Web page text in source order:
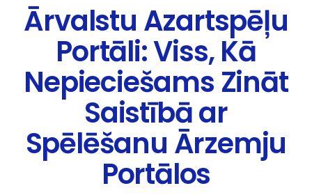
Ārvalstu Azartspēļu
Portāli: Viss, Kā
Nepieciešams Zināt
Saistībā ar
Spēlēšanu Ārzemju
Portālos